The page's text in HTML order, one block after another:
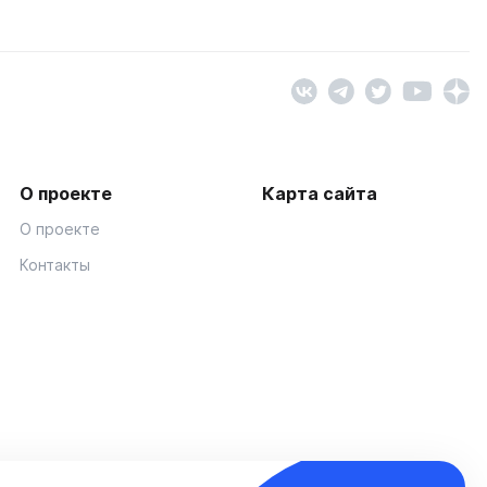
О проекте
О проекте
Контакты
Карта сайта